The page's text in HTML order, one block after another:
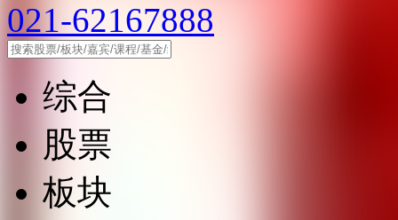
021-62167888
综合
股票
板块